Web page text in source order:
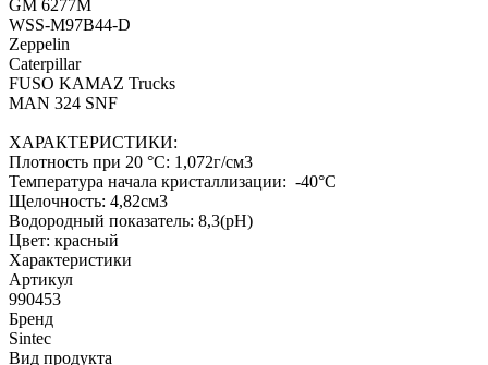
GM 6277M
WSS-M97B44-D
Zeppelin
Caterpillar
FUSO KAMAZ Trucks
MAN 324 SNF
ХАРАКТЕРИСТИКИ:
Плотность при 20 °C: 1,072г/см3
Температура начала кристаллизации: -40°C
Щелочность: 4,82см3
Водородный показатель: 8,3(рН)
Цвет: красный
Характеристики
Артикул
990453
Бренд
Sintec
Вид продукта